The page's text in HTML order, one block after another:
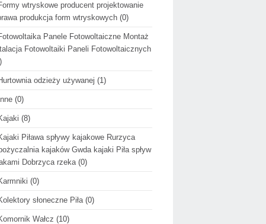
wtryskowe producent projektowanie
produkcja form wtryskowych (0)
Panele Fotowoltaiczne Montaż
Fotowoltaiki Paneli Fotowoltaicznych
odzieży używanej (1)
Inne (0)
(8)
Piława spływy kajakowe Rurzyca
kajaków Gwda kajaki Piła spływ
Dobrzyca rzeka(0)
(0)
słoneczne Piła(0)
Wałcz (10)